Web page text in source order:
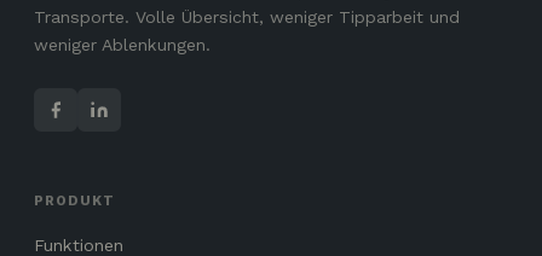
Transporte. Volle Übersicht, weniger Tipparbeit und
weniger Ablenkungen.
PRODUKT
Funktionen